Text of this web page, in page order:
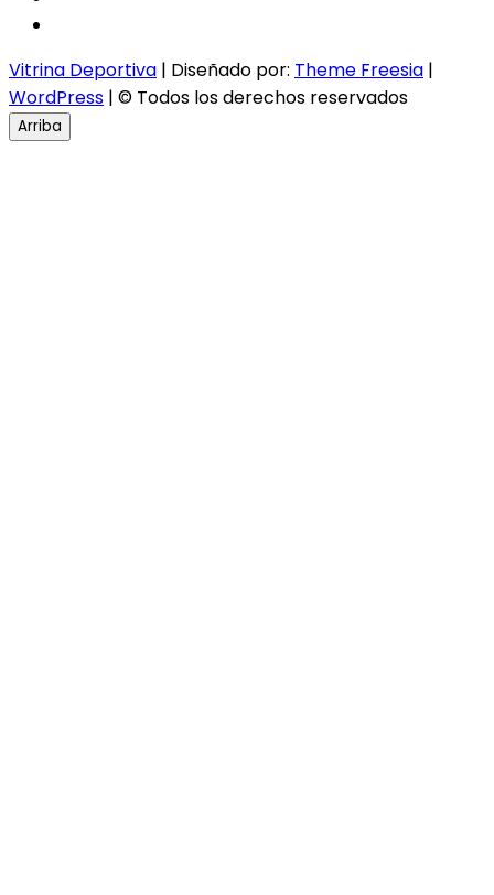
Vitrina Deportiva | Diseñado por: Theme Freesia |
WordPress | © Todos los derechos reservados
Arriba